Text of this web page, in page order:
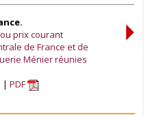
prix courant
de France et de
Ménier réunies
PDF